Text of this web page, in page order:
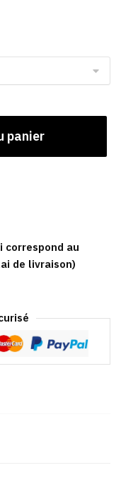
panier
correspond au
de livraison)